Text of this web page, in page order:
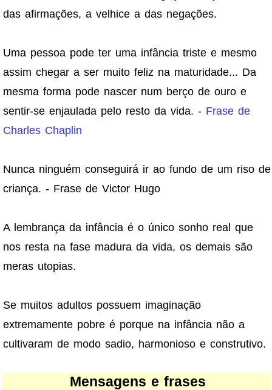
das afirmações, a velhice a das negações.
Uma pessoa pode ter uma infância triste e mesmo
assim chegar a ser muito feliz na maturidade... Da
mesma forma pode nascer num berço de ouro e
sentir-se enjaulada pelo resto da vida. - Frase de
Charles Chaplin
Nunca ninguém conseguirá ir ao fundo de um riso de
criança. - Frase de Victor Hugo
A lembrança da infância é o único sonho real que
nos resta na fase madura da vida, os demais são
meras utopias.
Se muitos adultos possuem imaginação
extremamente pobre é porque na infância não a
cultivaram de modo sadio, harmonioso e construtivo.
Mensagens e frases